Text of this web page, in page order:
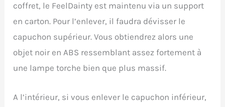
coffret, le FeelDainty est maintenu via un support
en carton. Pour l’enlever, il faudra dévisser le
capuchon supérieur. Vous obtiendrez alors une
objet noir en ABS ressemblant assez fortement à
une lampe torche bien que plus massif.
A l’intérieur, si vous enlever le capuchon inférieur,